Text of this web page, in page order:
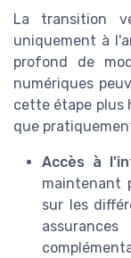
La transition
uniquement à
profond de
numériques
cette étape plus
que
Accès à
maintenant
sur les